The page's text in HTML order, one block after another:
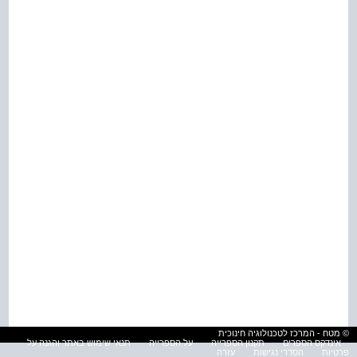
© מטח - המרכז לטכנולוגיה חינוכית
אינדקס הספרים
תקנון הספרייה על הספרייה
תנאי שימוש באתר והגנה על
פרטיות
הסדרי נגישות עזרה